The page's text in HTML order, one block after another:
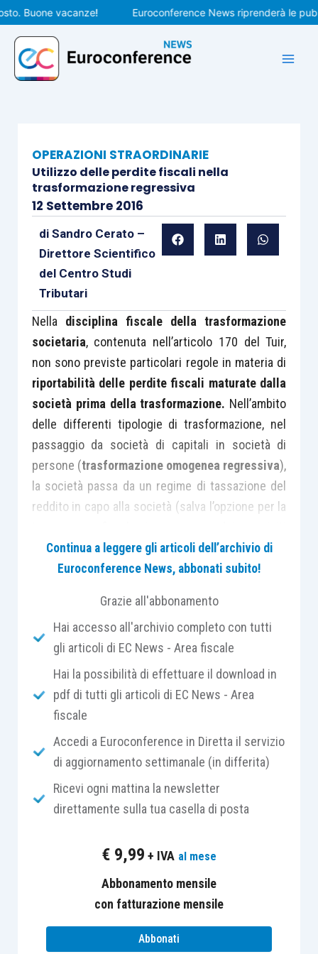
Vai
al
contenuto
Buone vacanze! Euroconference News riprenderà le
OPERAZIONI STRAORDINARIE
Utilizzo delle perdite fiscali nella
trasformazione regressiva
12 Settembre 2016
di Sandro Cerato –
Direttore Scientifico
del Centro Studi
Tributari
Nella disciplina fiscale della trasformazione
societaria, contenuta nell’articolo 170 del Tuir,
non sono previste particolari regole in materia di
riportabilità delle perdite fiscali maturate dalla
società prima della trasformazione. Nell’ambito
delle differenti tipologie di trasformazione, nel
passaggio da società di capitali in società di
persone (trasformazione omogenea regressiva),
la società passa da un regime di tassazione del
reddito in capo alla società (salva l’opzione per la
stabiliti dagli articoli 115 e 116 del Tuir) ad un
regime di imputazione del reddito direttamente in
dalla società (ex) di capitali prima della
trasformazioneè sempre stata oggetto di
dibattito dottrinale. Una prima presa di posizione
da parte dell’Amministrazione finanziaria è
avvenuta nel 1994, con undocumento emesso
dalla DRE Veneto
da società di capitali in società di persone
consentiva il mantenimento del diritto al riporto
delle perdite
maturate dalla società trasformata,
con conseguente perdita definitiva delle stesse.
penalizzante e oggetto di critica da parte della
dottrina, è stato rivisto ad opera della
16.5.2005, n. 60/E, con la quale l’Agenzia delle
consentendo alle società trasformate il diritto
Continua a leggere gli articoli dell’archivio di
Euroconference News, abbonati subito!
Grazie all'abbonamento
Hai accesso all'archivio completo con tutti
gli articoli di EC News - Area fiscale
Hai la possibilità di effettuare il download in
pdf di tutti gli articoli di EC News - Area
fiscale
Accedi a Euroconference in Diretta il servizio
di aggiornamento settimanale (in differita)
Ricevi ogni mattina la newsletter
direttamente sulla tua casella di posta
€ 9,99 + IVA al mese
Abbonamento mensile
con fatturazione mensile
Abbonati